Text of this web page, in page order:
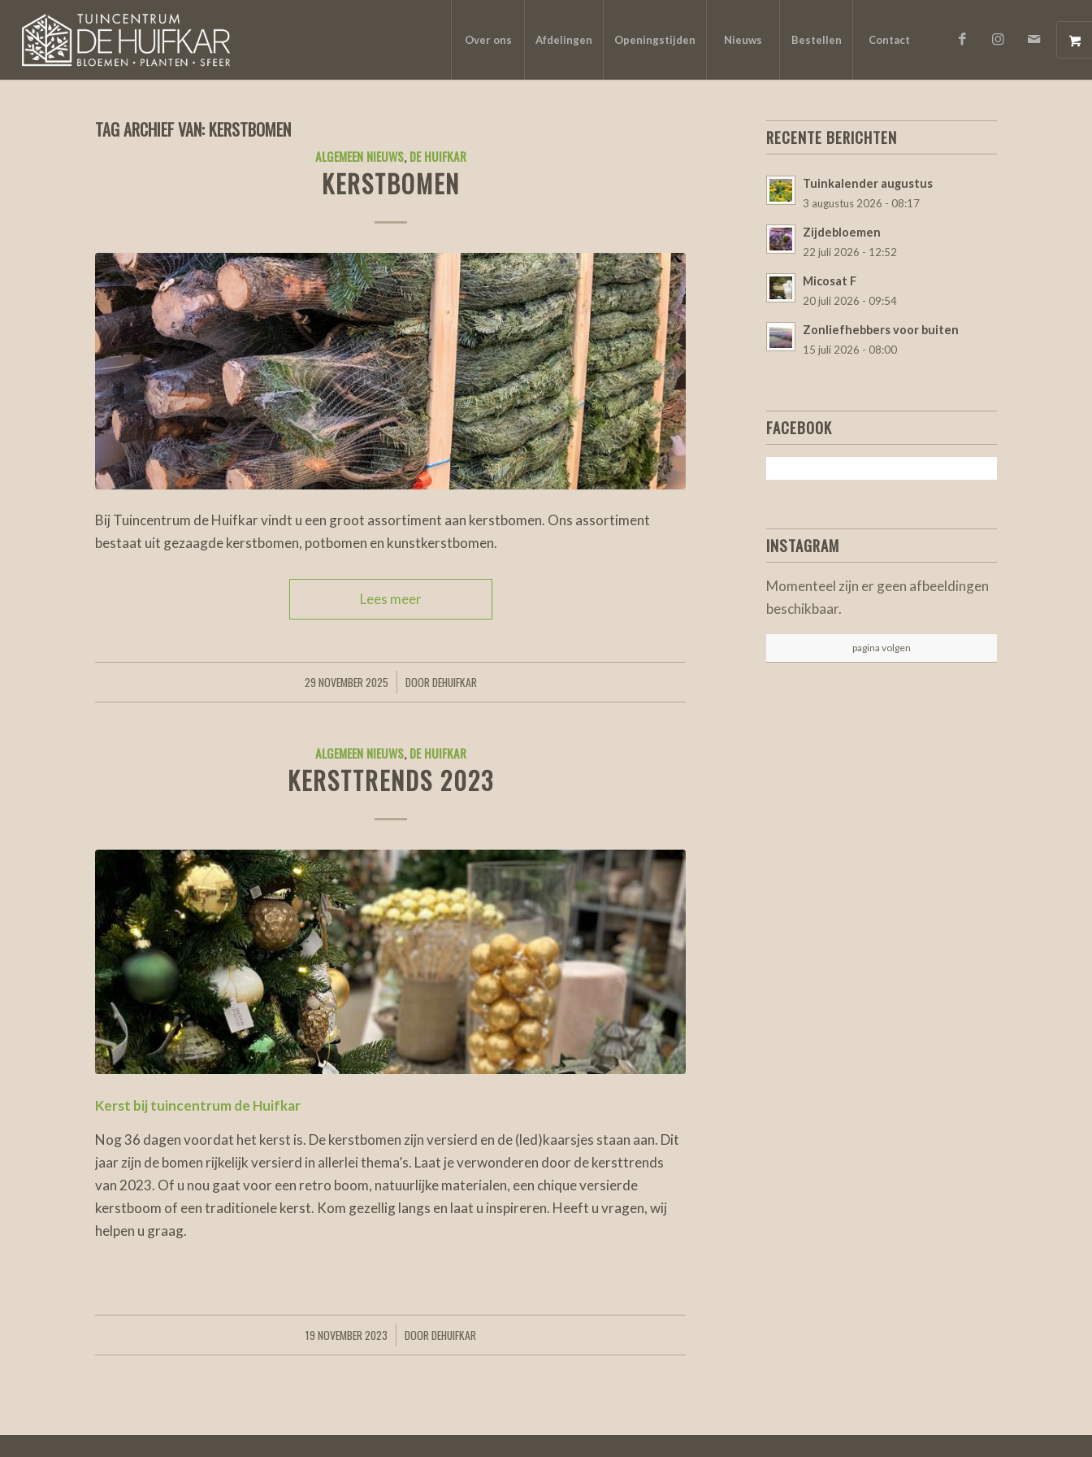
Over ons Afdelingen Openingstijden Nieuws Bestellen Contact
TAG ARCHIEF VAN: KERSTBOMEN
ALGEMEEN NIEUWS,DE HUIFKAR
KERSTBOMEN
Bij Tuincentrum de Huifkar vindt u een groot assortiment aan kerstbomen. Ons assortiment
bestaat uit gezaagde kerstbomen, potbomen en kunstkerstbomen.
Lees meer
29 NOVEMBER 2025
/ DOORDEHUIFKAR
ALGEMEEN NIEUWS,DE HUIFKAR
KERSTTRENDS 2023
Kerst bij tuincentrum de Huifkar
Nog 36 dagen voordat het kerst is. De kerstbomen zijn versierd en de (led)kaarsjes staan aan. Dit
jaar zijn de bomen rijkelijk versierd in allerlei thema’s. Laat je verwonderen door de kersttrends
van 2023. Of u nou gaat voor een retro boom, natuurlijke materialen, een chique versierde
kerstboom of een traditionele kerst. Kom gezellig langs en laat u inspireren. Heeft u vragen, wij
helpen u graag.
19 NOVEMBER 2023
/ DOORDEHUIFKAR
RECENTE BERICHTEN
Tuinkalender augustus
3 augustus 2026 - 08:17
Zijdebloemen
22 juli 2026 - 12:52
Micosat F
20 juli 2026 - 09:54
Zonliefhebbers voor buiten
15 juli 2026 - 08:00
FACEBOOK
INSTAGRAM
Momenteel zijn er geen afbeeldingen
beschikbaar.
pagina volgen